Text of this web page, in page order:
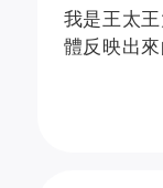
我是王太
體反映出
感，都很